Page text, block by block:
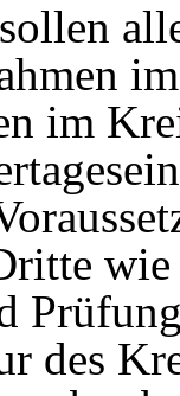
im
des